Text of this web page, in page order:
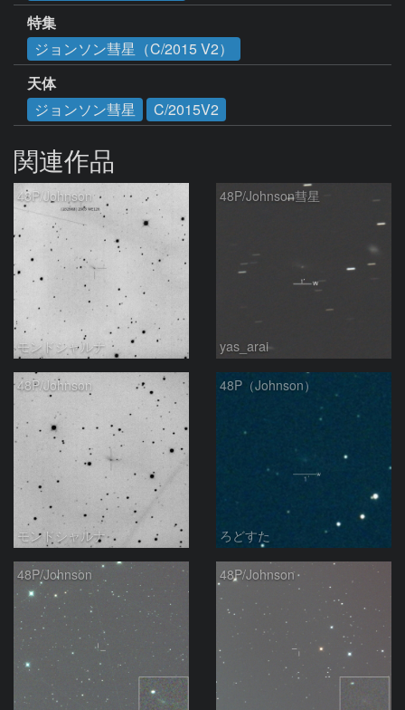
特集
ジョンソン彗星（C/2015 V2）
天体
ジョンソン彗星
C/2015V2
関連作品
48P/Johnson
モンドシャルナ
48P/Johnson彗星
yas_arai
48P/Johnson
モンドシャルナ
48P（Johnson）
ろどすた
48P/Johnson 48P/Johnson